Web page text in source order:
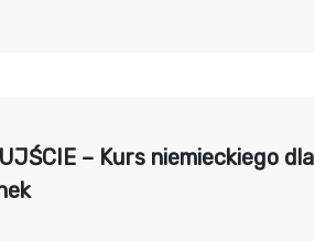
– Kurs niemieckiego dla